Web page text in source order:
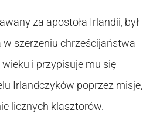
za apostoła Irlandii, był
szerzeniu chrześcijaństwa
wieku i przypisuje mu się
Irlandczyków poprzez misje,
licznych klasztorów.